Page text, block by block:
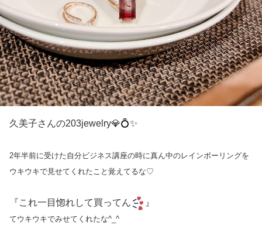
久美子さんの203jewelry💎💍✨
2年半前に受けた自分ビジネス講座の時に真ん中のレインボーリングを
ウキウキで見せてくれたこと覚えてるな♡
『これ一目惚れして買ってん 』
てウキウキでみせてくれたな^_^